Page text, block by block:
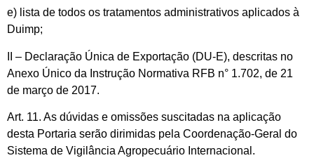
e) lista de todos os tratamentos administrativos aplicados à
Duimp;
II – Declaração Única de Exportação (DU-E), descritas no
Anexo Único da Instrução Normativa RFB n° 1.702, de 21
de março de 2017.
Art. 11. As dúvidas e omissões suscitadas na aplicação
desta Portaria serão dirimidas pela Coordenação-Geral do
Sistema de Vigilância Agropecuário Internacional.